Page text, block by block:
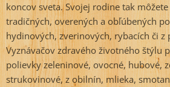
koncov sveta. Svojej rodine tak
tradičných, overených a obľúbených
hydinových, zverinových, rybacích či z
Vyznávačov zdravého životného štýlu
polievky zeleninové, ovocné, hubové,
strukovinové, z obilnín, mlieka,